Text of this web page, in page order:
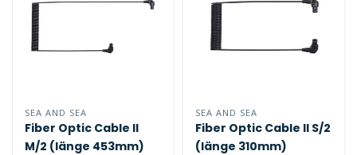
SEA AND SEA
Fiber Optic Cable II
M/2 (länge 453mm)
SEA AND SEA
Fiber Optic Cable II S/2
(länge 310mm)